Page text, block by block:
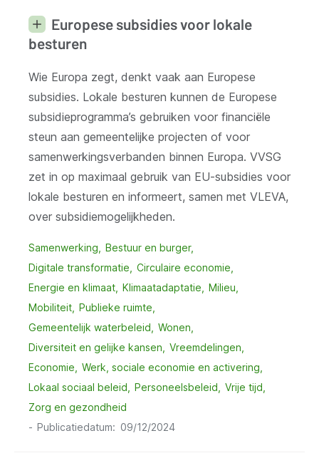
Europese subsidies voor lokale
besturen
Wie Europa zegt, denkt vaak aan Europese
subsidies. Lokale besturen kunnen de Europese
subsidieprogramma’s gebruiken voor financiële
steun aan gemeentelijke projecten of voor
samenwerkingsverbanden binnen Europa. VVSG
zet in op maximaal gebruik van EU-subsidies voor
lokale besturen en informeert, samen met VLEVA,
over subsidiemogelijkheden.
Samenwerking
Bestuur en burger
Digitale transformatie
Circulaire economie
Energie en klimaat Klimaatadaptatie
Milieu
Mobiliteit Publieke ruimte
Gemeentelijk waterbeleid
Wonen
Diversiteit en gelijke kansen
Vreemdelingen
Economie
Werk, sociale economie en activering
Lokaal sociaal beleid
Personeelsbeleid
Vrije tijd
Zorg en gezondheid
Publicatiedatum
09/12/2024